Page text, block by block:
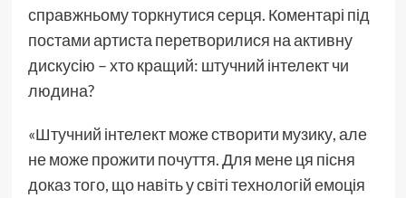
справжньому торкнутися серця. Коментарі під
постами артиста перетворилися на активну
дискусію – хто кращий: штучний інтелект чи
людина?
«Штучний інтелект може створити музику, але
не може прожити почуття. Для мене ця пісня
доказ того, що навіть у світі технологій емоція